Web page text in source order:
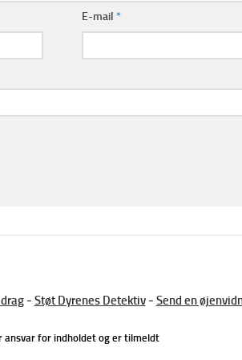
E-mail*
- Støt Dyrenes Detektiv- Send en
ansvar for indholdet og er tilmeldt